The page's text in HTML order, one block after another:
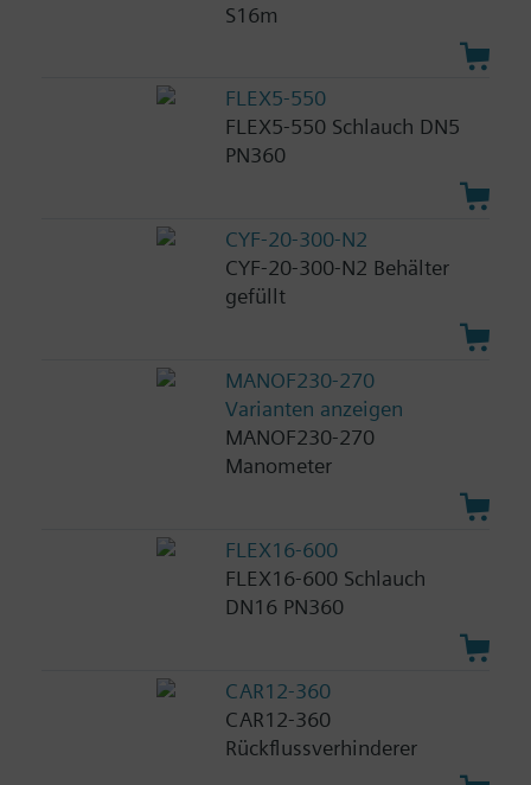
S16m
FLEX5-550
FLEX5-550 Schlauch DN5
PN360
CYF-20-300-N2
CYF-20-300-N2 Behälter
gefüllt
MANOF230-270
Varianten anzeigen
MANOF230-270
Manometer
FLEX16-600
FLEX16-600 Schlauch
DN16 PN360
CAR12-360
CAR12-360
Rückflussverhinderer